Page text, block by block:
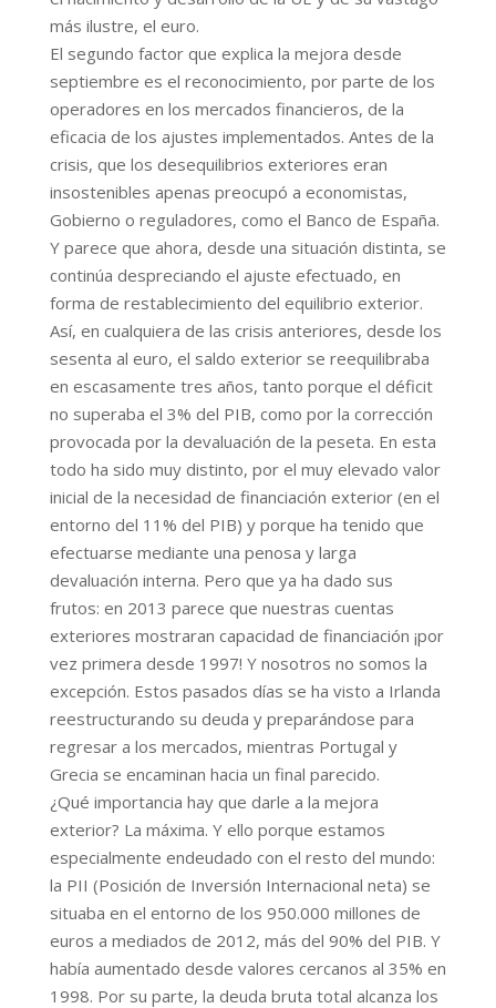
más ilustre, el euro.
El segundo factor que explica la mejora desde
septiembre es el reconocimiento, por parte de los
operadores en los mercados financieros, de la
eficacia de los ajustes implementados. Antes de la
crisis, que los desequilibrios exteriores eran
insostenibles apenas preocupó a economistas,
Gobierno o reguladores, como el Banco de España.
Y parece que ahora, desde una situación distinta, se
continúa despreciando el ajuste efectuado, en
forma de restablecimiento del equilibrio exterior.
Así, en cualquiera de las crisis anteriores, desde los
sesenta al euro, el saldo exterior se reequilibraba
en escasamente tres años, tanto porque el déficit
no superaba el 3% del PIB, como por la corrección
provocada por la devaluación de la peseta. En esta
todo ha sido muy distinto, por el muy elevado valor
inicial de la necesidad de financiación exterior (en el
entorno del 11% del PIB) y porque ha tenido que
efectuarse mediante una penosa y larga
devaluación interna. Pero que ya ha dado sus
frutos: en 2013 parece que nuestras cuentas
exteriores mostraran capacidad de financiación ¡por
vez primera desde 1997! Y nosotros no somos la
excepción. Estos pasados días se ha visto a Irlanda
reestructurando su deuda y preparándose para
regresar a los mercados, mientras Portugal y
Grecia se encaminan hacia un final parecido.
¿Qué importancia hay que darle a la mejora
exterior? La máxima. Y ello porque estamos
especialmente endeudado con el resto del mundo:
la PII (Posición de Inversión Internacional neta) se
situaba en el entorno de los 950.000 millones de
euros a mediados de 2012, más del 90% del PIB. Y
había aumentado desde valores cercanos al 35% en
1998. Por su parte, la deuda bruta total alcanza los